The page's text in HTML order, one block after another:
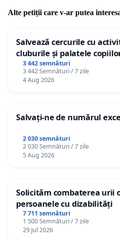
Alte petiții care v-ar putea
Salvează cercurile cu
cluburile și palatele
3 442 semnături
3 442 Semnături / 7 zile
4 Aug 2026
Salvați-ne de numărul
2 030 semnături
2 030 Semnături / 7 zile
5 Aug 2026
Solicităm combaterea urii
persoanele cu dizabilități
7 711 semnături
1 500 Semnături / 7 zile
29 Jul 2026